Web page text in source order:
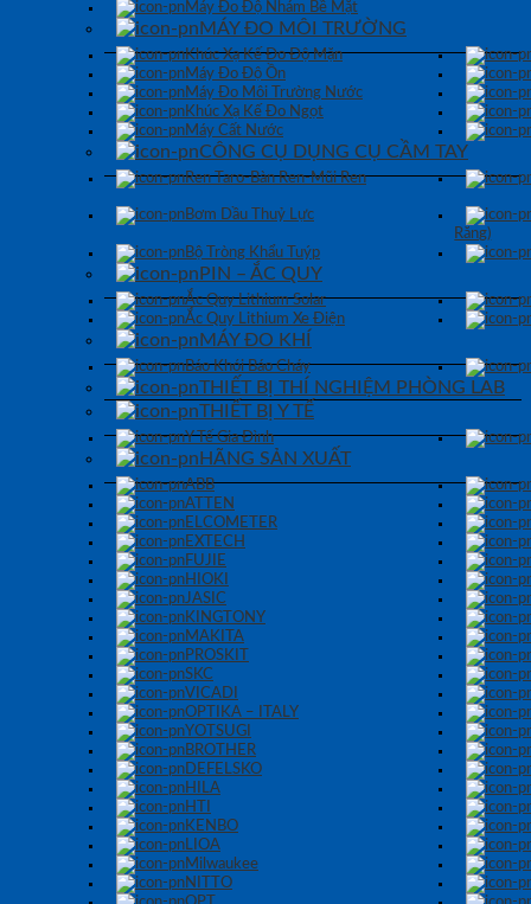
Máy Đo Độ Nhám Bề Mặt
MÁY ĐO MÔI TRƯỜNG
Khúc Xạ Kế Đo Độ Mặn
Máy Đo Độ Ồn
Máy Đo Môi Trường Nước
Khúc Xạ Kế Đo Ngọt
Máy Cất Nước
CÔNG CỤ DỤNG CỤ CẦM TAY
Ren Taro-Bàn Ren-Mũi Ren
Bơm Dầu Thuỷ Lực
Răng)
Bộ Tròng Khẩu Tuýp
PIN – ẮC QUY
Ắc Quy Lithium Solar
Ắc Quy Lithium Xe Điện
MÁY ĐO KHÍ
Báo Khói Báo Cháy
THIẾT BỊ THÍ NGHIỆM PHÒNG LAB
THIẾT BỊ Y TẾ
Y Tế Gia Đình
HÃNG SẢN XUẤT
ABB
ATTEN
ELCOMETER
EXTECH
FUJIE
HIOKI
JASIC
KINGTONY
MAKITA
PROSKIT
SKC
VICADI
OPTIKA – ITALY
YOTSUGI
BROTHER
DEFELSKO
HILA
HTI
KENBO
LIOA
Milwaukee
NITTO